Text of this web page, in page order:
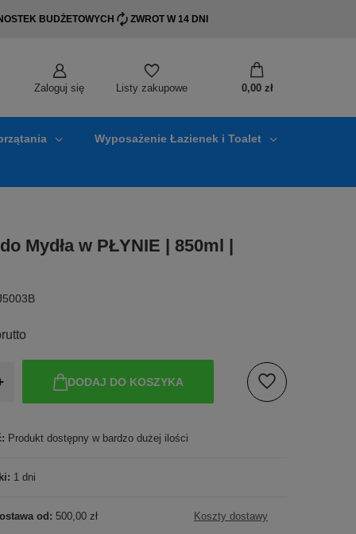
BUDŻETOWYCH ZWROT W 14 DNI
Zaloguj się Listy zakupowe 0,00 zł
Wyposażenie Łazienek i Toalet
Mydła w PŁYNIE | 850ml |
DODAJ DO KOSZYKA
Produkt dostępny w bardzo dużej ilości
1 dni
od: 500,00 zł Koszty dostawy